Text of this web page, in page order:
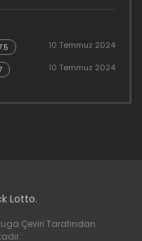
10 Temmuz 2024
10 Temmuz 2024
Lotto.
Çeviri Tarafından